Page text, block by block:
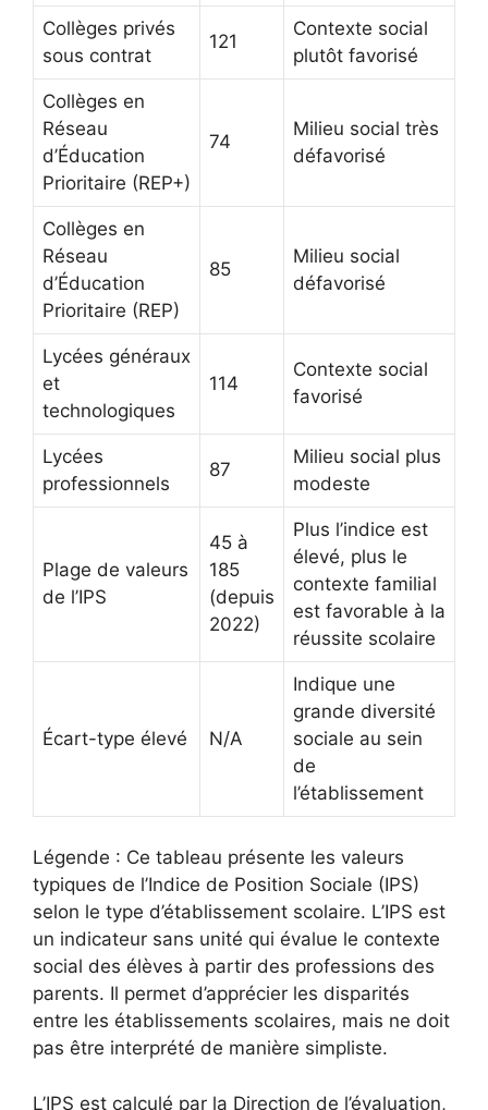
Collèges privés
sous contrat
121
Contexte social
plutôt favorisé
Collèges en
Réseau
d’Éducation
Prioritaire (REP+)
74
Milieu social très
défavorisé
Collèges en
Réseau
d’Éducation
Prioritaire (REP)
85
Milieu social
défavorisé
Lycées généraux
et
technologiques
114
Contexte social
favorisé
Lycées
professionnels
87
Milieu social plus
modeste
Plage de valeurs
de l’IPS
45 à
185
(depuis
2022)
Plus l’indice est
élevé, plus le
contexte familial
est favorable à la
réussite scolaire
Écart-type élevé N/A
Indique une
grande diversité
sociale au sein
de
l’établissement
Légende : Ce tableau présente les valeurs
typiques de l’Indice de Position Sociale (IPS)
selon le type d’établissement scolaire. L’IPS est
un indicateur sans unité qui évalue le contexte
social des élèves à partir des professions des
parents. Il permet d’apprécier les disparités
entre les établissements scolaires, mais ne doit
pas être interprété de manière simpliste.
L’IPS est calculé par la Direction de l’évaluation,